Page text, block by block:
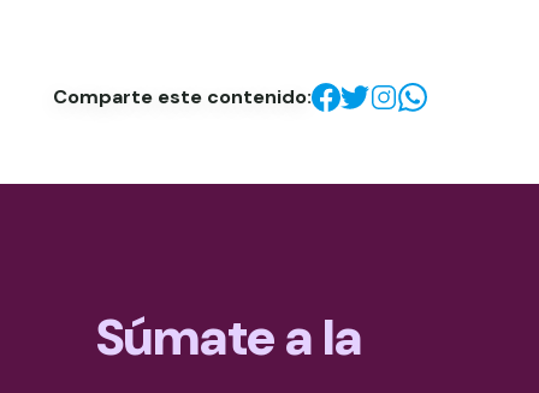
Comparte este contenido:
Súmate a la